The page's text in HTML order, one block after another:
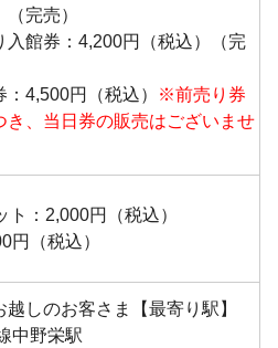
（完売）
館券：4,200円（税込）（完
4,500円（税込）
※前売り券
き、当日券の販売はございませ
ト：2,000円（税込）
円（税込）
越しのお客さま【最寄り駅】
中野栄駅